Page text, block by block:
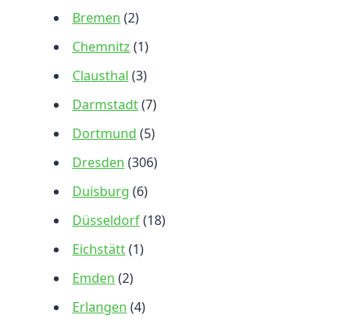
Bremen (2)
Chemnitz (1)
Clausthal (3)
Darmstadt(7)
Dortmund (5)
Dresden (306)
Duisburg (6)
Düsseldorf(18)
Eichstätt(1)
Emden (2)
Erlangen (4)